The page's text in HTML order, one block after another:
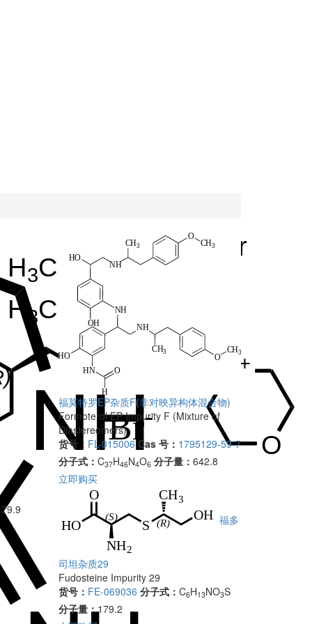
福莫特罗EP杂质F(非对映异构体混合物)
Formoterol EP Impurity F (Mixture of
Diastereomers)
货号： FL-015006 Cas 号： 1795129-59-7
分子式： C37H46N4O6 分子量： 642.8
立即购买
福多
司坦杂质29
Fudosteine Impurity 29
货号： FE-069036 分子式： C6H13NO3S
分子量：179.2